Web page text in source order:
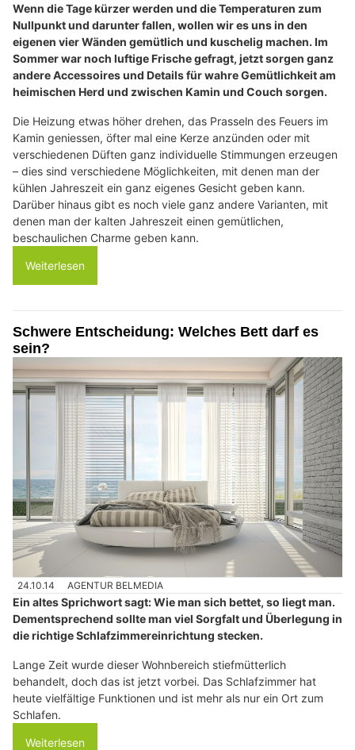
Wenn die Tage kürzer werden und die Temperaturen zum
Nullpunkt und darunter fallen, wollen wir es uns in den
eigenen vier Wänden gemütlich und kuschelig machen. Im
Sommer war noch luftige Frische gefragt, jetzt sorgen ganz
andere Accessoires und Details für wahre Gemütlichkeit am
heimischen Herd und zwischen Kamin und Couch sorgen.
Die Heizung etwas höher drehen, das Prasseln des Feuers im
Kamin geniessen, öfter mal eine Kerze anzünden oder mit
verschiedenen Düften ganz individuelle Stimmungen erzeugen
– dies sind verschiedene Möglichkeiten, mit denen man der
kühlen Jahreszeit ein ganz eigenes Gesicht geben kann.
Darüber hinaus gibt es noch viele ganz andere Varianten, mit
denen man der kalten Jahreszeit einen gemütlichen,
beschaulichen Charme geben kann.
Weiterlesen
Schwere Entscheidung: Welches Bett darf es
sein?
24.10.14 AGENTUR BELMEDIA
Ein altes Sprichwort sagt: Wie man sich bettet, so liegt man.
Dementsprechend sollte man viel Sorgfalt und Überlegung in
die richtige Schlafzimmereinrichtung stecken.
Lange Zeit wurde dieser Wohnbereich stiefmütterlich
behandelt, doch das ist jetzt vorbei. Das Schlafzimmer hat
heute vielfältige Funktionen und ist mehr als nur ein Ort zum
Schlafen.
Weiterlesen